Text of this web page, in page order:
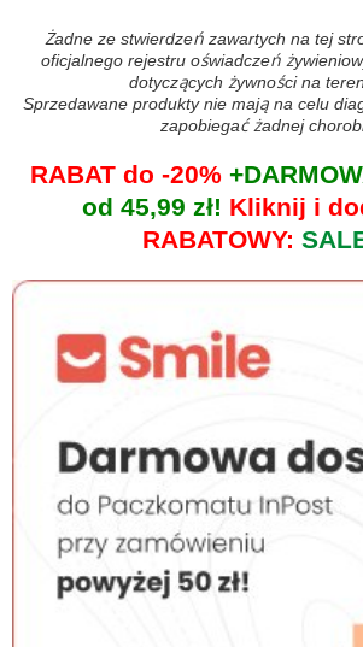
Żadne ze stwierdzeń zawartych na tej
oficjalnego rejestru oświadczeń
dotyczących żywności na
Sprzedawane produkty nie mają na celu
zapobiegać żadnej
RABAT do -20%
od 45,99 zł! Kliknij i
RABATOWY: